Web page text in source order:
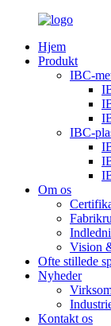
Hjem
Produkt
IBC-
IBC-
Om os
Vision
Ofte stillede
Nyheder
Kontakt os